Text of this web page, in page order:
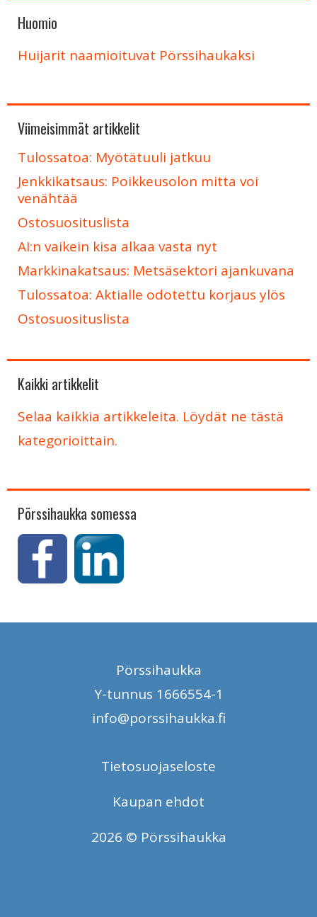
Huomio
Huijarit naamioituvat Pörssihaukaksi
Viimeisimmät artikkelit
Tulossatoa: Myötätuuli jatkuu
Jenkkikatsaus: Poikkeusolon mitta voi
venähtää
Ostosuosituslista
AI:n vaikein kisa alkaa vasta nyt
Markkinakatsaus: Metsäsektori ajankuvana
Tulossatoa: Aktialle odotettu korjaus ylös
Ostosuosituslista
Kaikki artikkelit
Selaa kaikkia artikkeleita. Löydät ne tästä
kategorioittain.
Pörssihaukka somessa
Pörssihaukka
Y-tunnus 1666554-1
info@porssihaukka.fi
Tietosuojaseloste
Kaupan ehdot
2026 © Pörssihaukka